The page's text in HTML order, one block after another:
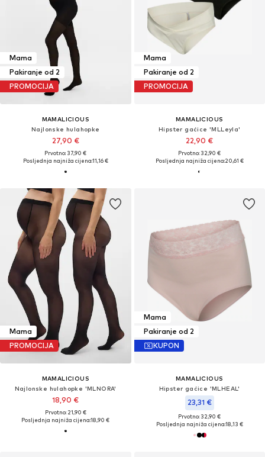
Mama
Pakiranje od 2
PROMOCIJA
MAMALICIOUS
Najlonske hulahopke
27,90 €
Prvotno: 37,90 €
Posljednja najniža cijena:11,16 €
Mama
Pakiranje od 2
PROMOCIJA
MAMALICIOUS
Hipster gaćice 'MLLeyla'
22,90 €
Prvotno: 32,90 €
Posljednja najniža cijena:20,61 €
Mama
PROMOCIJA
MAMALICIOUS
Najlonske hulahopke 'MLNORA'
18,90 €
Prvotno: 21,90 €
Posljednja najniža cijena:18,90 €
Mama
Pakiranje od 2
KUPON
MAMALICIOUS
Hipster gaćice 'MLHEAL'
23,31 €
Prvotno: 32,90 €
Posljednja najniža cijena:18,13 €